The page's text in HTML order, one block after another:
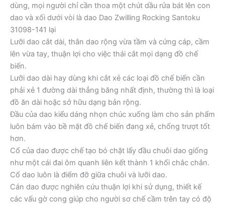
dùng, mọi người chỉ cần thoa một chút dầu rửa bát lên con
dao và xối dưới vòi là dao Dao Zwilling Rocking Santoku
31098-141 lại
Lưỡi dao cắt dài, thân dao rộng vừa tầm và cứng cáp, cầm
lên vừa tay, thuận lợi cho việc thái cắt mọi dạng đồ chế
biến.
Lưỡi dao dài hay dùng khi cắt xẻ các loại đồ chế biến cần
phải xẻ 1 đường dài thẳng băng nhất định, thường thì là loại
đồ ăn dài hoặc sở hữu dạng bản rộng.
Đầu của dao kiểu dáng nhọn chúc xuống làm cho sản phẩm
luôn bám vào bề mặt đồ chế biến đang xẻ, chống trượt tốt
hơn.
Cổ của dao được chế tạo bó chặt lấy đầu chuôi dao giống
như một cái đai ôm quanh liên kết thành 1 khối chắc chắn.
Cổ dao luôn là điểm đỡ giữa chuôi và lưỡi dao.
Cán dao được nghiên cứu thuận lợi khi sử dụng, thiết kế
các vấu gờ cong giúp cho người sơ chế cầm trên tay có độ